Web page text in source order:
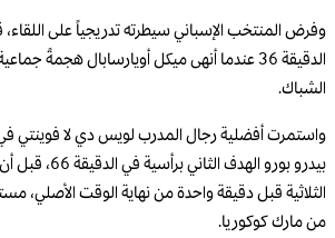
وفرض المنتخب الإسباني سيطرته تدريجياً على
الدقيقة 36 عندما أنهى ميكل أويارسابال هجمةً
الشباك.
واستمرت أفضلية رجال المدرب لويس دي لا فوينتي
بيدرو بورو الهدف
الثلاثية قبل دقيقة واحدة من نهاية الوقت الأصلي،
من مارك كوكوريا.